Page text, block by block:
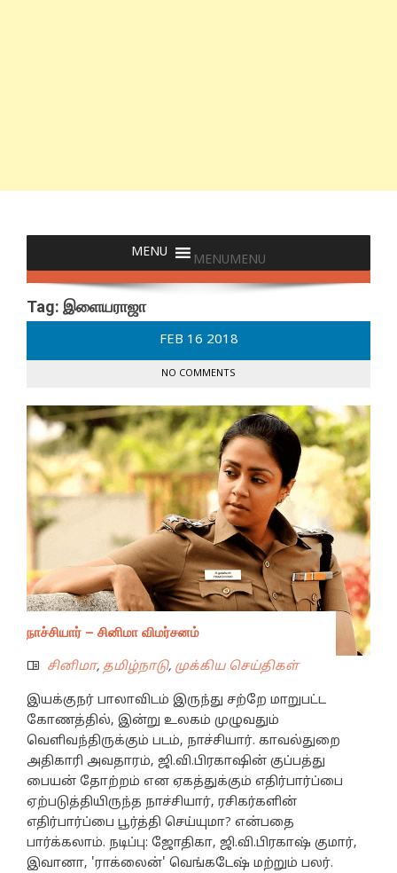
MENUMENU
Tag: இளையராஜா
FEB 16 2018
NO COMMENTS
நாச்சியார் – சினிமா விமர்சனம்
சினிமா, தமிழ்நாடு, முக்கிய செய்திகள்
இயக்குநர் பாலாவிடம் இருந்து சற்றே மாறுபட்ட
கோணத்தில், இன்று உலகம் முழுவதும்
வெளிவந்திருக்கும் படம், நாச்சியார். காவல்துறை
அதிகாரி அவதாரம், ஜி.வி.பிரகாஷின் குப்பத்து
பையன் தோற்றம் என ஏகத்துக்கும் எதிர்பார்ப்பை
ஏற்படுத்தியிருந்த நாச்சியார், ரசிகர்களின்
எதிர்பார்ப்பை பூர்த்தி செய்யுமா? என்பதை
பார்க்கலாம். நடிப்பு: ஜோதிகா, ஜி.வி.பிரகாஷ் குமார்,
இவானா, 'ராக்லைன்' வெங்கடேஷ் மற்றும் பலர்.